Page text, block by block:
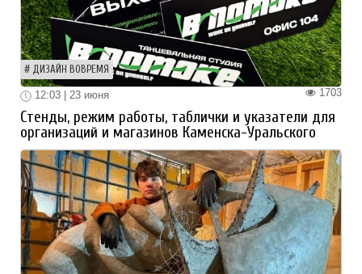
ДИЗАЙН ВОВРЕМЯ
1703
12:03 | 23 июня
Стенды, режим работы, таблички и указатели для
организаций и магазинов Каменска-Уральского